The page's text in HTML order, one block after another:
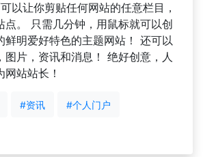
以让你剪贴任何网站的任意栏目，
点。 只需几分钟，用鼠标就可以创
鲜明爱好特色的主题网站！ 还可以
图片，资讯和消息！ 绝好创意，人
站站长！
#资讯 #个人门户